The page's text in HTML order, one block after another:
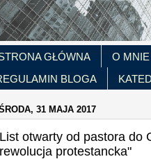
GŁÓWNA O MNIE
BLOGA
31 MAJA 2017
List otwarty od pastora do
rewolucja protestancka"